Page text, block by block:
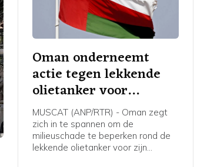
Oman onderneemt
actie tegen lekkende
olietanker voor
zuidkust
MUSCAT (ANP/RTR) - Oman zegt
zich in te spannen om de
milieuschade te beperken rond de
lekkende olietanker voor zijn